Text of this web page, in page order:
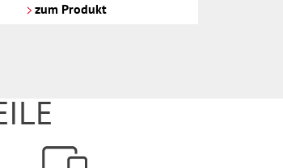
zum Produkt